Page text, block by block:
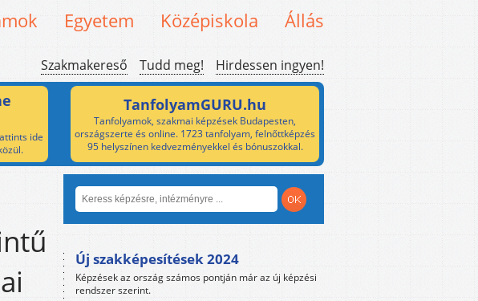
Egyetem Középiskola Állás
Szakmakereső Tudd meg! Hirdessen ingyen!
ide
TanfolyamGURU.hu
Tanfolyamok, szakmai képzések Budapesten,
országszerte és online. 1723 tanfolyam, felnőttképzés
95 helyszínen kedvezményekkel és bónuszokkal.
Új szakképesítések 2024
Képzések az ország számos pontján már az új képzési
rendszer szerint.